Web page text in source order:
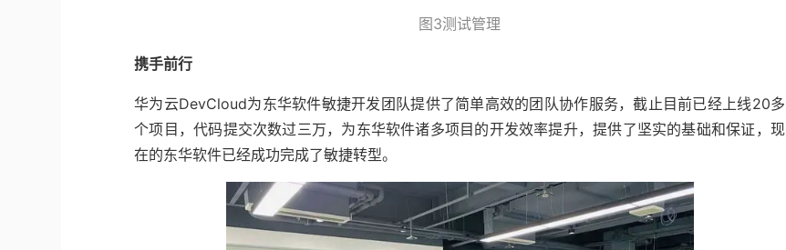
图3测试管理
携手前行
华为云DevCloud为东华软件敏捷开发团队提供了简单高效的团队协作服务，截止目前已经上线20多
个项目，代码提交次数过三万，为东华软件诸多项目的开发效率提升，提供了坚实的基础和保证，现
在的东华软件已经成功完成了敏捷转型。